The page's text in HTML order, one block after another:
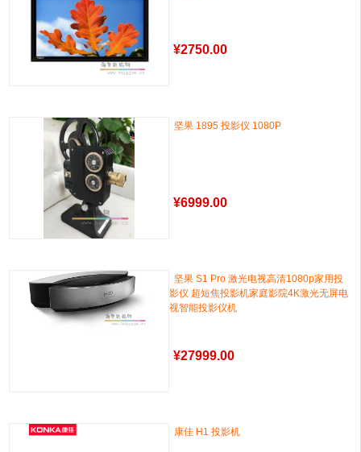
¥2750.00
坚果 1895 投影仪 1080P
¥6999.00
坚果 S1 Pro 激光电视高清1080p家用投
影仪 超短焦投影机家庭影院4K激光无屏电
视智能投影仪机
¥27999.00
康佳 H1 投影机